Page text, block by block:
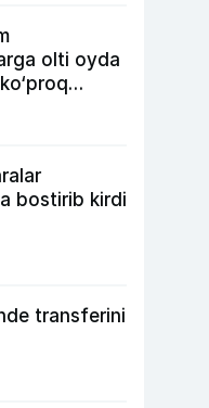
olti oyda
berildi
bostirib kirdi
transferini